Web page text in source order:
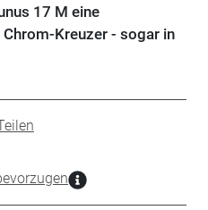
17 M eine
Kreuzer - sogar in